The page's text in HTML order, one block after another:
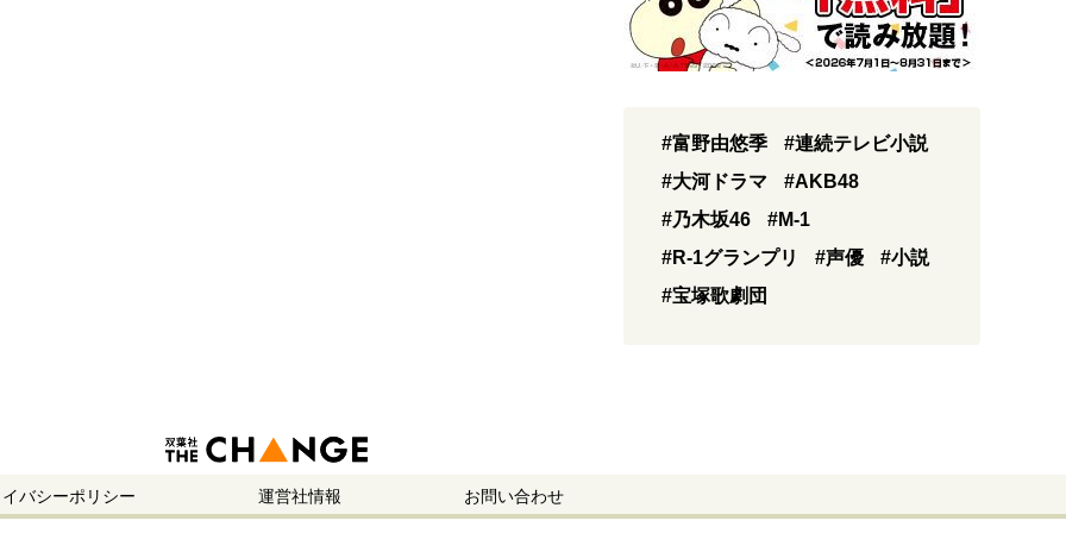
#富野由悠季
#連続テレビ小説
#大河ドラマ
#AKB48
#乃木坂46
#M-1
#R-1グランプリ
#声優
#小説
#宝塚歌劇団
バシーポリシー 運営社情報 お問い合わせ